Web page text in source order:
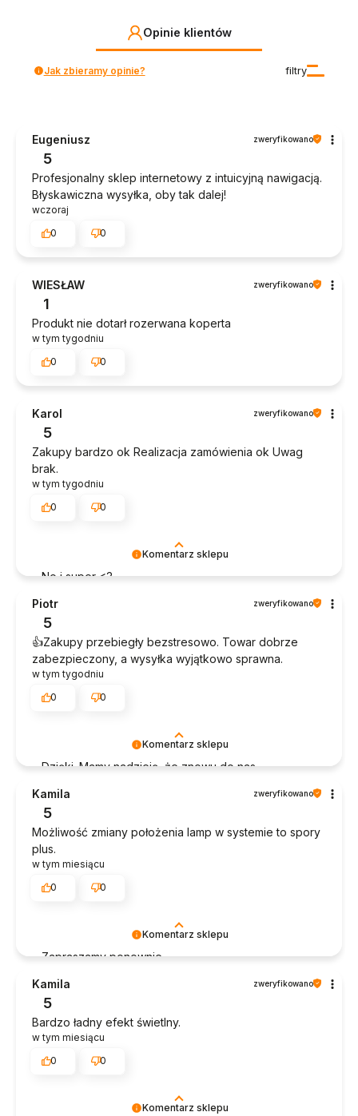
Opinie klientów
filtry
Jak zbieramy opinie?
Eugeniusz zweryfikowano
5
Profesjonalny sklep internetowy z intuicyjną nawigacją.
Błyskawiczna wysyłka, oby tak dalej!
wczoraj
0
0
WIESŁAW zweryfikowano
1
Produkt nie dotarł rozerwana koperta
w tym tygodniu
0
0
Komentarz sklepu
No i super <3
Karol zweryfikowano
5
Zakupy bardzo ok Realizacja zamówienia ok Uwag
brak.
w tym tygodniu
0
0
Komentarz sklepu
Dzięki. Mamy nadzieję, że znowu do nas
Piotr zweryfikowano
5
👍️Zakupy przebiegły bezstresowo. Towar dobrze
zabezpieczony, a wysyłka wyjątkowo sprawna.
w tym tygodniu
0
0
Komentarz sklepu
Zapraszamy ponownie.
Kamila zweryfikowano
5
Możliwość zmiany położenia lamp w systemie to spory
plus.
w tym miesiącu
0
0
Komentarz sklepu
Kamila zweryfikowano
5
Bardzo ładny efekt świetlny.
w tym miesiącu
0
0